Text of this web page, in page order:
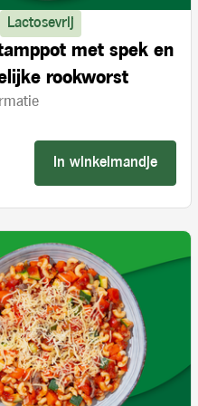
Lactosevrij
met spek en
rookworst
In winkelmandje